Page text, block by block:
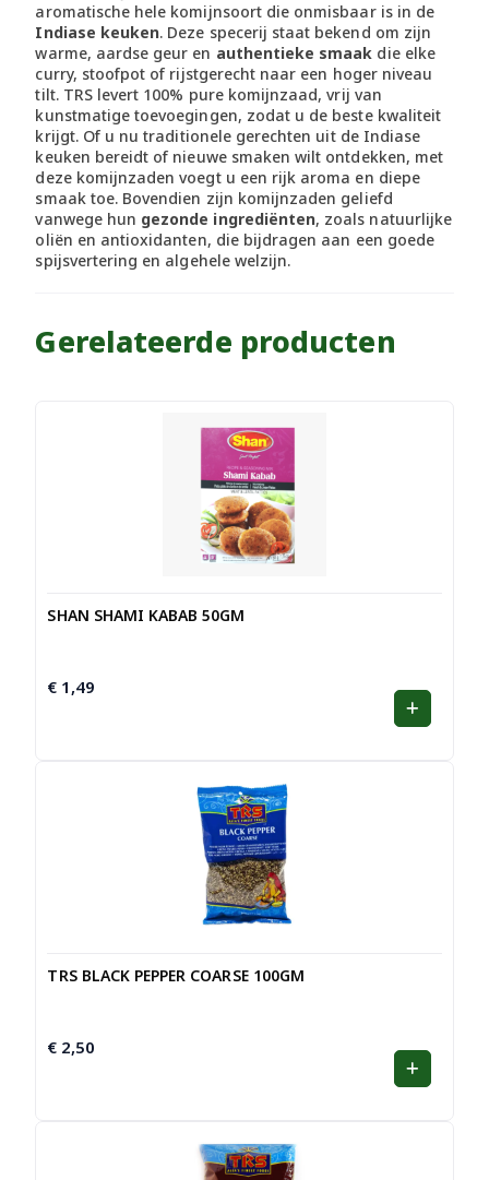
aromatische hele komijnsoort die onmisbaar is in de
Indiase keuken. Deze specerij staat bekend om zijn
warme, aardse geur en authentieke smaak die elke
curry, stoofpot of rijstgerecht naar een hoger niveau
tilt. TRS levert 100% pure komijnzaad, vrij van
kunstmatige toevoegingen, zodat u de beste kwaliteit
krijgt. Of u nu traditionele gerechten uit de Indiase
keuken bereidt of nieuwe smaken wilt ontdekken, met
deze komijnzaden voegt u een rijk aroma en diepe
smaak toe. Bovendien zijn komijnzaden geliefd
vanwege hun gezonde ingrediënten, zoals natuurlijke
oliën en antioxidanten, die bijdragen aan een goede
spijsvertering en algehele welzijn.
Gerelateerde producten
SHAN SHAMI KABAB 50GM
€ 1,49
TRS BLACK PEPPER COARSE 100GM
€ 2,50